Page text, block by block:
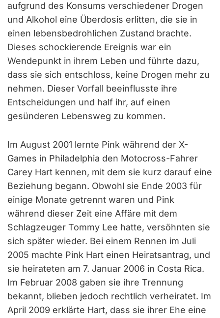
aufgrund des Konsums verschiedener Drogen
und Alkohol eine Überdosis erlitten, die sie in
einen lebensbedrohlichen Zustand brachte.
Dieses schockierende Ereignis war ein
Wendepunkt in ihrem Leben und führte dazu,
dass sie sich entschloss, keine Drogen mehr zu
nehmen. Dieser Vorfall beeinflusste ihre
Entscheidungen und half ihr, auf einen
gesünderen Lebensweg zu kommen.
Im August 2001 lernte Pink während der X-
Games in Philadelphia den Motocross-Fahrer
Carey Hart kennen, mit dem sie kurz darauf eine
Beziehung begann. Obwohl sie Ende 2003 für
einige Monate getrennt waren und Pink
während dieser Zeit eine Affäre mit dem
Schlagzeuger Tommy Lee hatte, versöhnten sie
sich später wieder. Bei einem Rennen im Juli
2005 machte Pink Hart einen Heiratsantrag, und
sie heirateten am 7. Januar 2006 in Costa Rica.
Im Februar 2008 gaben sie ihre Trennung
bekannt, blieben jedoch rechtlich verheiratet. Im
April 2009 erklärte Hart, dass sie ihrer Ehe eine